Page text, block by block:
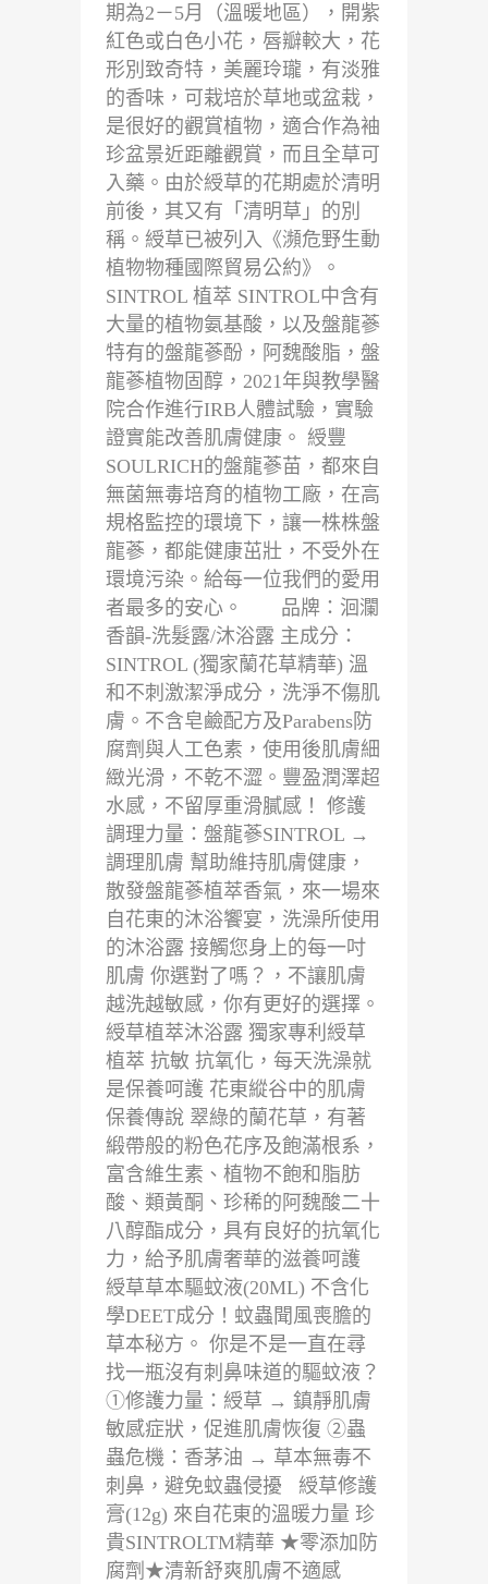
期為2－5月（溫暖地區），開紫
紅色或白色小花，唇瓣較大，花
形別致奇特，美麗玲瓏，有淡雅
的香味，可栽培於草地或盆栽，
是很好的觀賞植物，適合作為袖
珍盆景近距離觀賞，而且全草可
入藥。由於綬草的花期處於清明
前後，其又有「清明草」的別
稱。綬草已被列入《瀕危野生動
植物物種國際貿易公約》。
SINTROL 植萃 SINTROL中含有
大量的植物氨基酸，以及盤龍蔘
特有的盤龍蔘酚，阿魏酸脂，盤
龍蔘植物固醇，2021年與教學醫
院合作進行IRB人體試驗，實驗
證實能改善肌膚健康。 綬豐
SOULRICH的盤龍蔘苗，都來自
無菌無毒培育的植物工廠，在高
規格監控的環境下，讓一株株盤
龍蔘，都能健康茁壯，不受外在
環境污染。給每一位我們的愛用
者最多的安心。 品牌：洄瀾
香韻-洗髮露/沐浴露 主成分：
SINTROL (獨家蘭花草精華) 溫
和不刺激潔淨成分，洗淨不傷肌
膚。不含皂鹼配方及Parabens防
腐劑與人工色素，使用後肌膚細
緻光滑，不乾不澀。豐盈潤澤超
水感，不留厚重滑膩感！ 修護
調理力量：盤龍蔘SINTROL →
調理肌膚 幫助維持肌膚健康，
散發盤龍蔘植萃香氣，來一場來
自花東的沐浴饗宴，洗澡所使用
的沐浴露 接觸您身上的每一吋
肌膚 你選對了嗎？，不讓肌膚
越洗越敏感，你有更好的選擇。
綬草植萃沐浴露 獨家專利綬草
植萃 抗敏 抗氧化，每天洗澡就
是保養呵護 花東縱谷中的肌膚
保養傳說 翠綠的蘭花草，有著
緞帶般的粉色花序及飽滿根系，
富含維生素、植物不飽和脂肪
酸、類黃酮、珍稀的阿魏酸二十
八醇酯成分，具有良好的抗氧化
力，給予肌膚奢華的滋養呵護
綬草草本驅蚊液(20ML) 不含化
學DEET成分！蚊蟲聞風喪膽的
草本秘方。 你是不是一直在尋
找一瓶沒有刺鼻味道的驅蚊液？
①修護力量：綬草 → 鎮靜肌膚
敏感症狀，促進肌膚恢復 ②蟲
蟲危機：香茅油 → 草本無毒不
刺鼻，避免蚊蟲侵擾 綬草修護
膏(12g) 來自花東的溫暖力量 珍
貴SINTROLTM精華 ★零添加防
腐劑★清新舒爽肌膚不適感